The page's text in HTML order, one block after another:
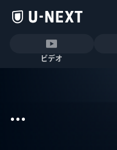
ビデオ
...